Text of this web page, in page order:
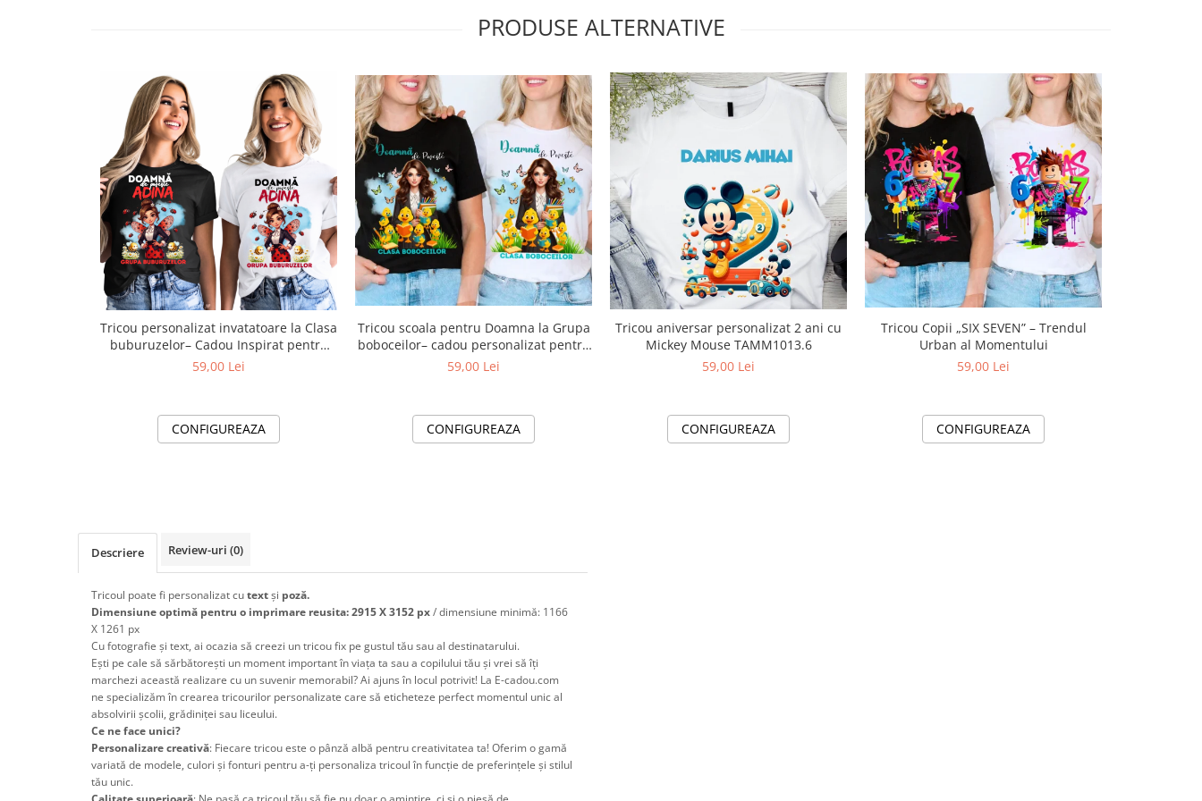
PRODUSE ALTERNATIVE
Tricou personalizat invatatoare la Clasa
buburuzelor– Cadou Inspirat pentru
Școală
59,00 Lei
CONFIGUREAZA
Tricou scoala pentru Doamna la Grupa
boboceilor– cadou personalizat pentru
profesori
59,00 Lei
CONFIGUREAZA
Tricou aniversar personalizat 2 ani cu
Mickey Mouse TAMM1013.6
59,00 Lei
CONFIGUREAZA
Tricou Copii „SIX SEVEN” – Trendul
Urban al Momentului
59,00 Lei
CONFIGUREAZA
Descriere Review-uri (0)
Tricoul poate fi personalizat cutextși poză.
Dimensiune optimă pentru o imprimare reusita: 2915 X 3152 px/ dimensiune minimă: 1166
X 1261 px
Cu fotografie și text, ai ocazia să creezi un tricou fix pe gustul tău sau al destinatarului.
Ești pe cale să sărbătorești un moment important în viața ta sau a copilului tău și vrei să îți
marchezi această realizare cu un suvenir memorabil? Ai ajuns în locul potrivit! La E-cadou.com
ne specializăm în crearea tricourilor personalizate care să eticheteze perfect momentul unic al
absolvirii școlii, grădiniței sau liceului.
Ce ne face unici?
Personalizare creativă: Fiecare tricou este o pânză albă pentru creativitatea ta! Oferim o gamă
variată de modele, culori și fonturi pentru a-ți personaliza tricoul în funcție de preferințele și stilul
tău unic.